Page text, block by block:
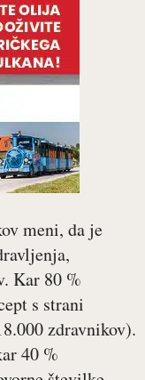
meni, da je
Kar 80 %
s strani
zdravnikov).
40 %